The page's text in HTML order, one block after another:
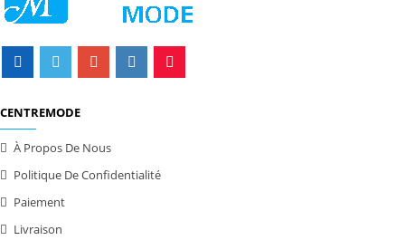
CENTREMODE
À Propos De Nous
Politique De Confidentialité
Paiement
Livraison